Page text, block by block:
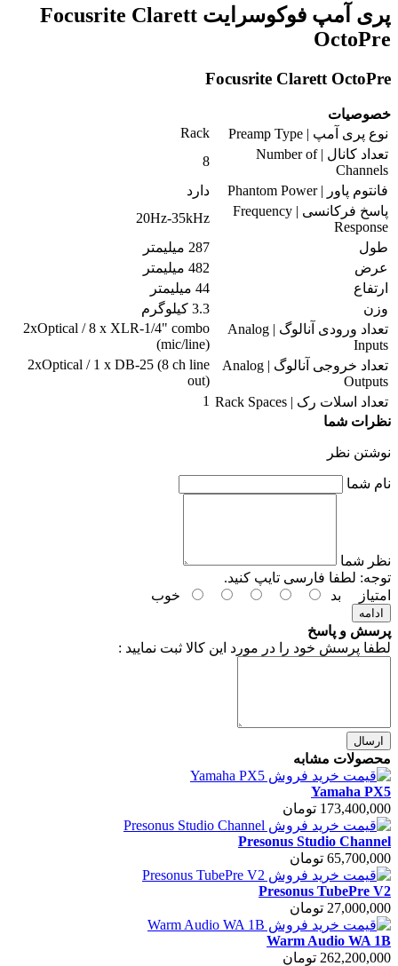
پری آمپ فوکوسرایت Focusrite Clarett
OctoPre
Focusrite Clarett OctoPre
خصوصیات
نوع پری آمپ | Preamp Type
Rack
تعداد کانال | Number of
Channels
8
فانتوم پاور | Phantom Power
دارد
پاسخ فرکانسی | Frequency
Response
20Hz-35kHz
طول
287 میلیمتر
عرض
482 میلیمتر
ارتفاع
44 میلیمتر
وزن
3.3 کیلوگرم
تعداد ورودی آنالوگ | Analog
Inputs
2xOptical / 8 x XLR-1/4" combo
(mic/line)
تعداد خروجی آنالوگ | Analog
Outputs
2xOptical / 1 x DB-25 (8 ch line
out)
تعداد اسلات رک | Rack Spaces
1
نظرات شما
نوشتن نظر
نام شما
نظر شما
توجه: لطفا فارسی تایپ کنید.
امتیاز
بد خوب
ادامه
پرسش و پاسخ
لطفا پرسش خود را در مورد این کالا ثبت نمایید :
ارسال
محصولات مشابه
Yamaha PX5
173,400,000 تومان
Presonus Studio Channel
65,700,000 تومان
Presonus TubePre V2
27,000,000 تومان
Warm Audio WA 1B
262,200,000 تومان